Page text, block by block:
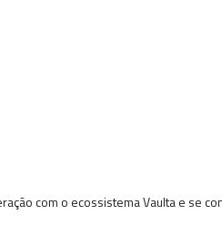
com o ecossistema Vaulta e se